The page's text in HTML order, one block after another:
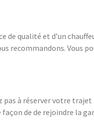
de qualité et d’un
recommandons.
à réserver votre trajet
de de rejoindre la